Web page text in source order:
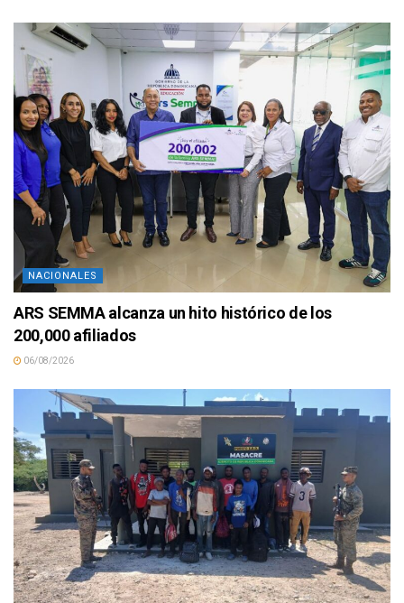
NACIONALES
ARS SEMMA alcanza un hito histórico de los
200,000 afiliados
06/08/2026